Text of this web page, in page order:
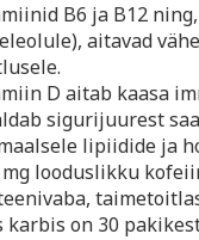
B6 ja B12
aitavad
D aitab kaasa
sigurijuurest
lipiidide ja
mg looduslikku
karbis on 30